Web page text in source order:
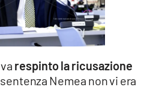
respinto la ricusazione
Nemea non vi era